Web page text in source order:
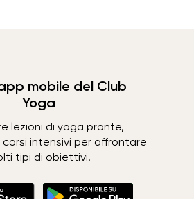
mobile del Club
Yoga
lezioni di yoga pronte,
intensivi per affrontare
tipi di obiettivi.